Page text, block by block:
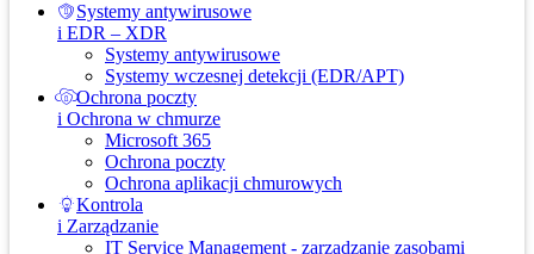
Systemy antywirusowe
i EDR – XDR
Systemy antywirusowe
Systemy wczesnej detekcji (EDR/APT)
Ochrona poczty
i Ochrona w chmurze
Microsoft 365
Ochrona poczty
Ochrona aplikacji chmurowych
Kontrola
i Zarządzanie
IT Service Management - zarządzanie zasobami